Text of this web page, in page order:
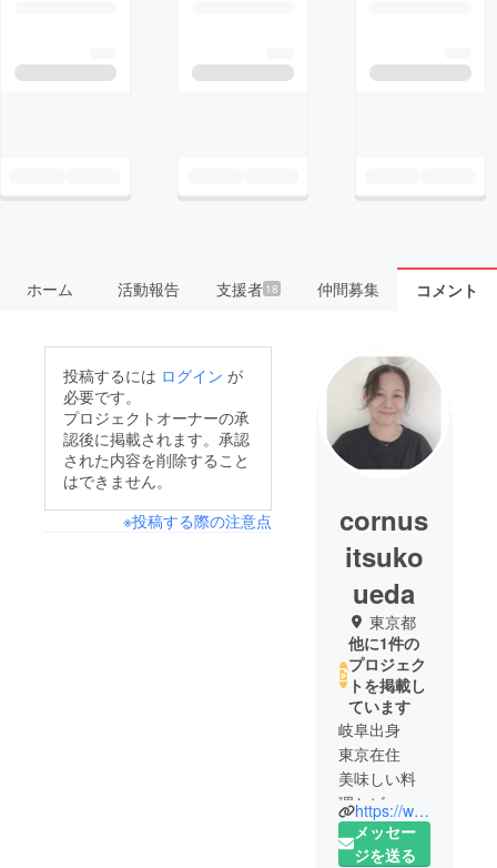
ホーム 活動報告 支援者 18 仲間募集 コメント
投稿するには ログイン が
必要です。
プロジェクトオーナーの承
認後に掲載されます。承認
された内容を削除すること
はできません。
※投稿する際の注意点
cornus
itsuko
ueda
東京都
他に1件の
プロジェク
トを掲載し
ています
岐阜出身
東京在住
美味しい料
理とビール
があれ
ば、、、
https://www.cornus.shop
メッセー
ジを送る